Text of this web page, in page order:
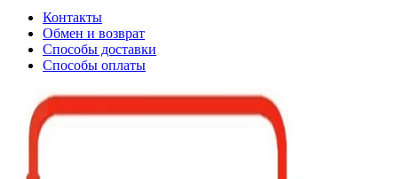
Контакты
Обмен и возврат
Способы доставки
Способы оплаты